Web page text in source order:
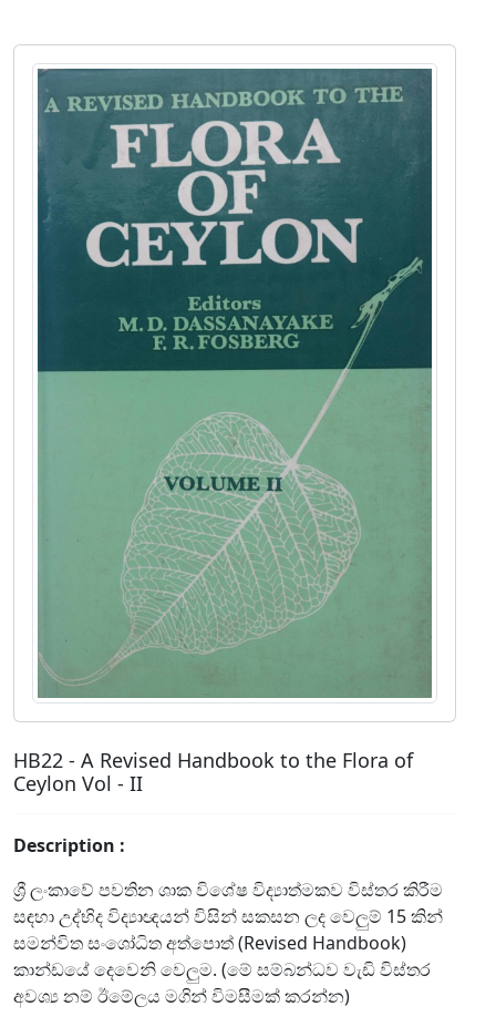
HB22 - A Revised Handbook to the Flora of
Ceylon Vol - II
Description :
ශ්‍රී ලංකාවේ පවතින ශාක විශේෂ විද්‍යාත්මකව විස්තර කිරීම
සඳහා උද්භිද විද්‍යාඥයන් විසින් සකසන ලද වෙලුම් 15 කින්
සමන්විත සංශෝධිත අත්පොත් (Revised Handbook)
කාන්ඩයේ දෙවෙනි වෙලුම. (මේ සම්බන්ධව වැඩි විස්තර
අවශ්‍ය නම් ඊමේලය මගින් විමසීමක් කරන්න)